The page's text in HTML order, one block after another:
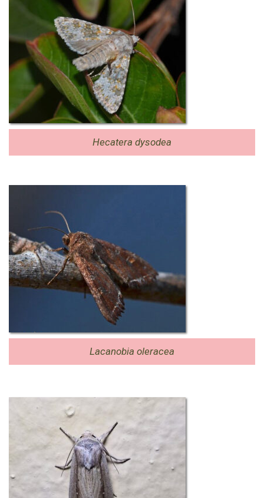
Hecatera dysodea
Lacanobia oleracea